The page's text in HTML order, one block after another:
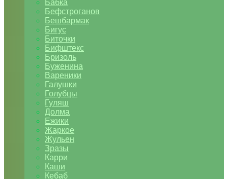
Бабка
Бефстроганов
Бешбармак
Бигус
Биточки
Бифштекс
Бризоль
Буженина
Вареники
Галушки
Голубцы
Гуляш
Долма
Ежики
Жаркое
Жульен
Зразы
Карри
Каши
Кебаб